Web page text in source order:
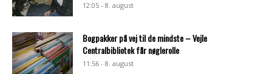
12:05 - 8. august
Bogpakker på vej til de mindste – Vejle
Centralbibliotek får nøglerolle
11:56 - 8. august